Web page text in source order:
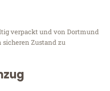
verpackt und von Dortmund
Zustand zu